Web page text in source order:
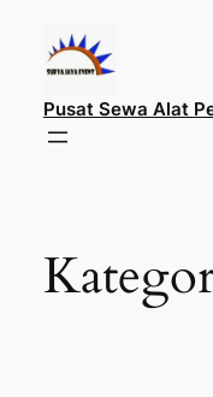
konten
Pusat Sewa Alat